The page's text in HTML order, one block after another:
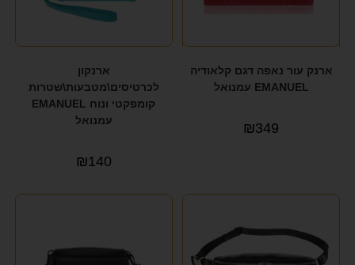
ארנק עור נאפה דגם קלאודיה
EMANUEL עמנואל
₪349
ארנקון
לכרטיסים\מטבעות\שטרות
קומפקטי ונוח EMANUEL
עמנואל
₪140